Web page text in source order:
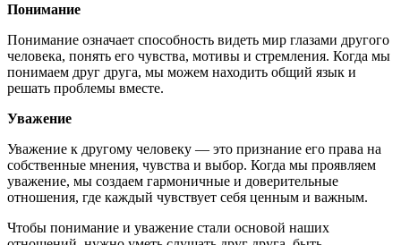
Понимание
Понимание означает способность видеть мир глазами другого
человека, понять его чувства, мотивы и стремления. Когда мы
понимаем друг друга, мы можем находить общий язык и
решать проблемы вместе.
Уважение
Уважение к другому человеку — это признание его права на
собственные мнения, чувства и выбор. Когда мы проявляем
уважение, мы создаем гармоничные и доверительные
отношения, где каждый чувствует себя ценным и важным.
Чтобы понимание и уважение стали основой наших